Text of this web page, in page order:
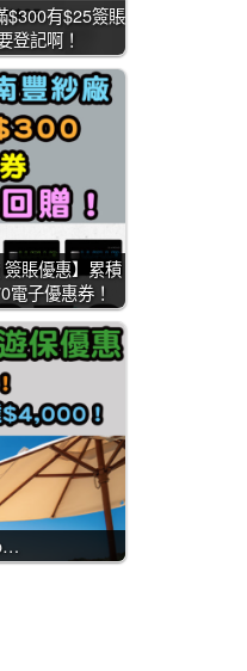
$300有$25簽賬
登記啊！
賬優惠】累積
子優惠券！